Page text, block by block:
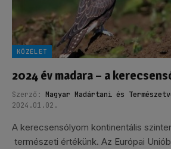
KÖZÉLET
2024 év madara – a
Szerző: Magyar Madártani és
2024.01.02.
A kerecsensólyom kontinentális
természeti értékünk. Az Európai